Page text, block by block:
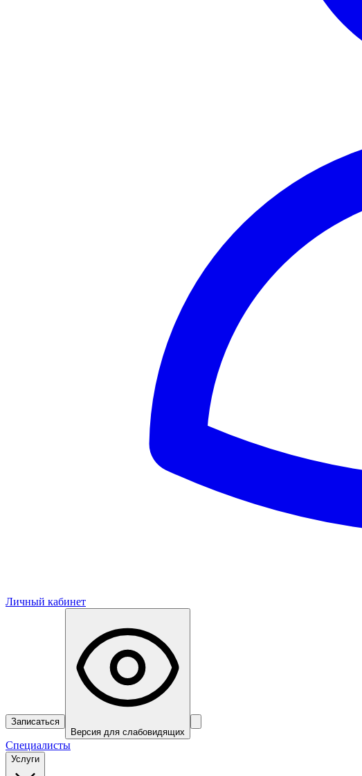
Личный кабинет
Записаться
Версия для слабовидящих
Специалисты
Услуги